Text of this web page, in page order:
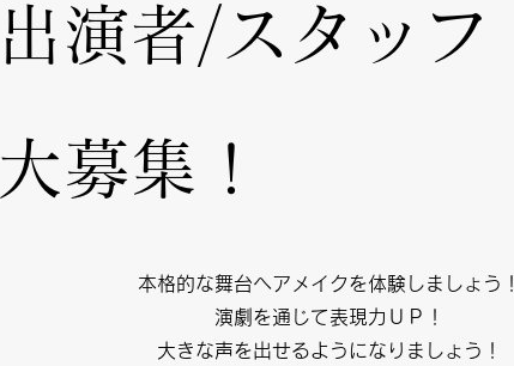
出演者/スタッフ
​大募集！
本格的な舞台ヘアメイクを体験しましょう！
演劇を通じて表現力ＵＰ！
大きな声を出せるようになりましょう！